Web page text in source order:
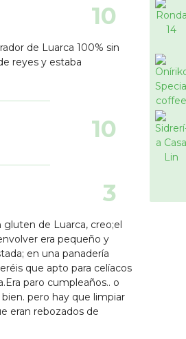
10
de Luarca 100% sin
reyes y estaba
10
3
de Luarca, creo;el
era pequeño y
en una panadería
que apto para celíacos
paro cumpleaños.. o
pero hay que limpiar
eran rebozados de